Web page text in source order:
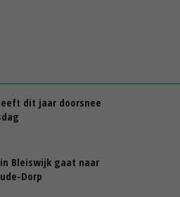
dit jaar doorsnee
in Bleiswijk gaat naar
Dorp